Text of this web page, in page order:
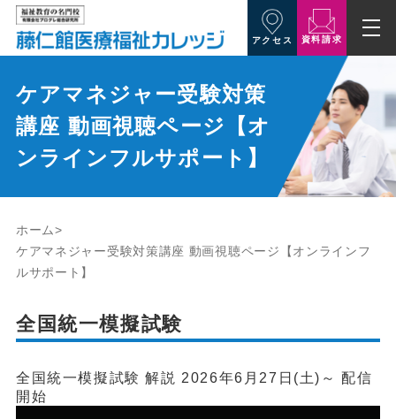
アクセス 資料請求
ケアマネジャー受験対策
講座 動画視聴ページ【オ
ンラインフルサポート】
ホーム
ケアマネジャー受験対策講座 動画視聴ページ【オンラインフ
ルサポート】
全国統一模擬試験
全国統一模擬試験 解説 2026年6月27日(土)～ 配信
開始